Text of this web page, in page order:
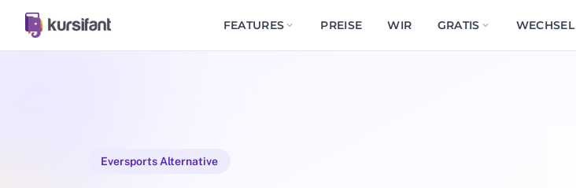
FEATURES PREISE WIR GRATIS WECHSEL
Eversports Alternative